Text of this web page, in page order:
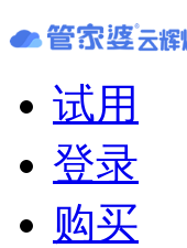
试用
登录
购买